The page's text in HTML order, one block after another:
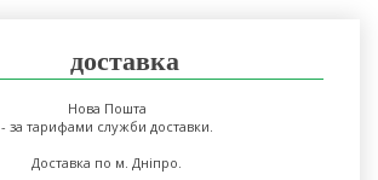
доставка
Нова Пошта
- за тарифами служби доставки.
Доставка по м. Дніпро.